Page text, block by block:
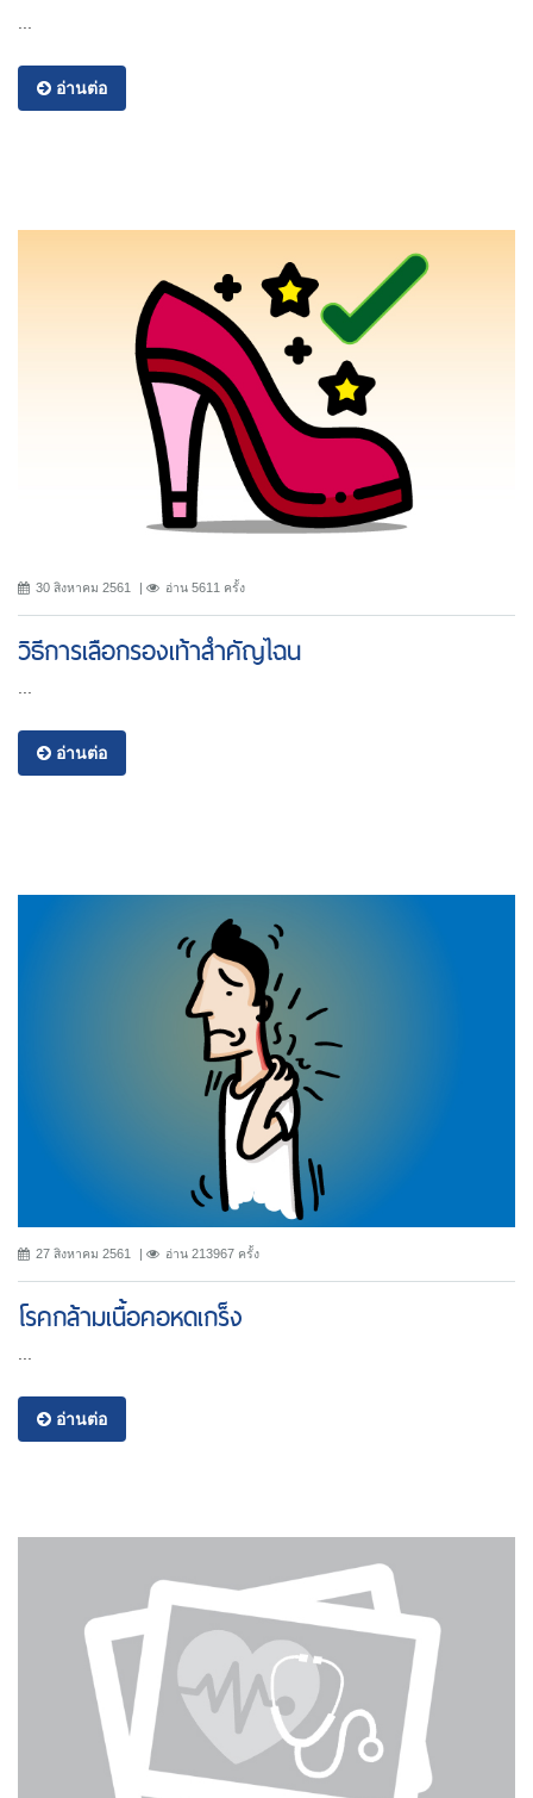
อ่านต่อ
30 สิงหาคม 2561 อ่าน 5611 ครั้ง
วิธีการเลือกรองเท้าสำคัญไฉน
อ่านต่อ
27 สิงหาคม 2561 อ่าน 213967 ครั้ง
โรคกล้ามเนื้อคอหดเกร็ง
อ่านต่อ